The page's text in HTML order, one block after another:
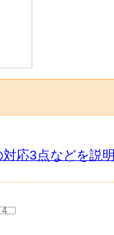
応3点などを説明
4